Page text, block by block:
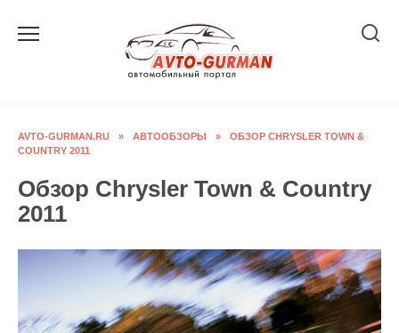
AVTO-GURMAN.RU » АВТООБЗОРЫ »
ОБЗОР CHRYSLER TOWN &
COUNTRY 2011
Обзор Chrysler Town & Country
2011